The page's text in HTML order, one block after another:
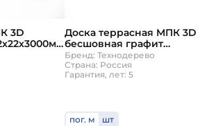
3D
Доска террасная МПК 3D
бесшовная графит
142х22х3000мм Технодерево
Бренд: Технодерево
Страна: Россия
Гарантия, лет: 5
пог. м шт